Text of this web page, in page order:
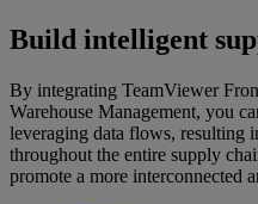
Build intelligent
By integrating TeamViewer
Warehouse Management, you
leveraging data flows, resulting
throughout the entire supply
promote a more interconnected